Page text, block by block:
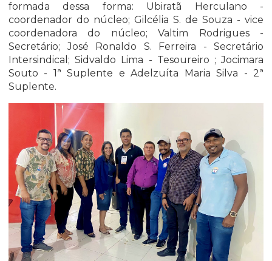
formada dessa forma: Ubiratã Herculano -
coordenador do núcleo; Gilcélia S. de Souza - vice
coordenadora do núcleo; Valtim Rodrigues -
Secretário; José Ronaldo S. Ferreira - Secretário
Intersindical; Sidvaldo Lima - Tesoureiro ; Jocimara
Souto - 1ª Suplente e Adelzuíta Maria Silva - 2ª
Suplente.